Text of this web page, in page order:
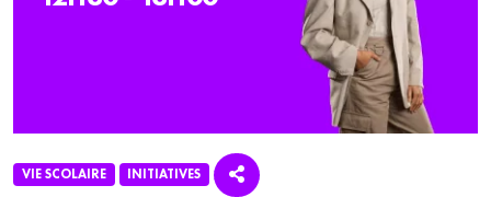
VIE SCOLAIRE INITIATIVES